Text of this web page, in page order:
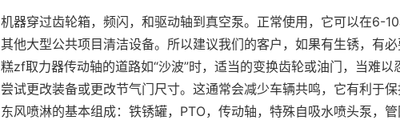
机器穿过齿轮箱，频闪，和驱动轴到真空泵。正常使用，它可以在6-
其他大型公共项目清洁设备。所以建议我们的客户，如果有生锈，有
糕zf取力器传动轴的道路如“沙波”时，适当的变换齿轮或油门，当难
尝试更改装备或更改节气门尺寸。这通常会减少车辆共鸣，它有利于保
东风喷淋的基本组成：铁锈罐，PTO，传动轴，特殊自吸水喷头泵，